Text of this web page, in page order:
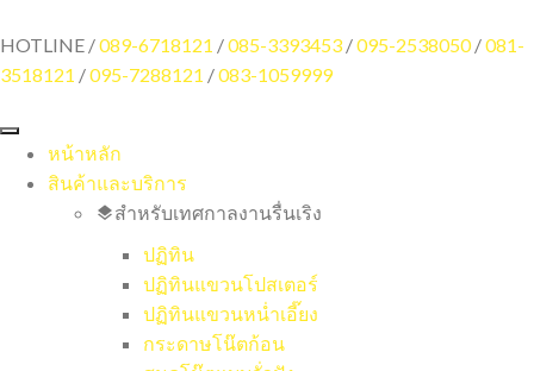
HOTLINE /089-6718121 /085-3393453 /095-2538050/081-
3518121 /095-7288121 /083-1059999
หน้าหลัก
สินค้าและบริการ
สำหรับเทศกาลงานรื่นเริง
ปฏิทิน
ปฏิทินแขวนโปสเตอร์
ปฏิทินแขวนหน่ำเอี๊ยง
กระดาษโน๊ตก้อน